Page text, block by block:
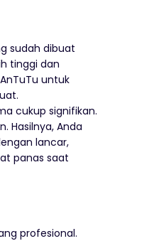
sudah dibuat
tinggi dan
untuk
cukup signifikan.
Hasilnya, Anda
lancar,
panas saat
profesional.